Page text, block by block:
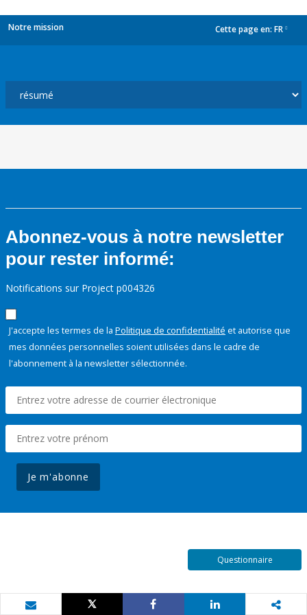
Notre mission Cette page en: FR
Abonnez-vous à notre newsletter
pour rester informé:
Notifications sur Project p004326
J'accepte les termes de la Politique de confidentialité et autorise que
mes données personnelles soient utilisées dans le cadre de
l'abonnement à la newsletter sélectionnée.
Je m'abonne
Questionnaire